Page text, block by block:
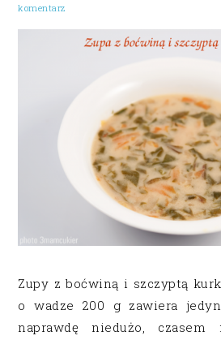
komentarz
Zupy z boćwiną i szczyptą
o wadze 200 g zawiera
naprawdę niedużo,